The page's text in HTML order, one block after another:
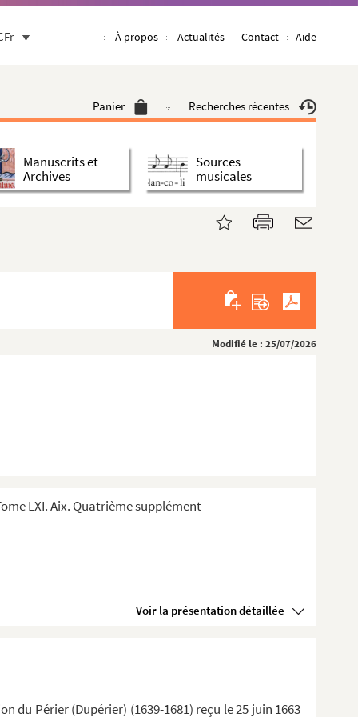
À propos Actualités Contact Aide
Panier Recherches récentes
Manuscrits et
Archives
Sources
musicales
Modifié le : 25/07/2026
LXI. Aix. Quatrième supplément
Voir la présentation détaillée
du Périer (Dupérier) (1639-1681) reçu le 25 juin 1663